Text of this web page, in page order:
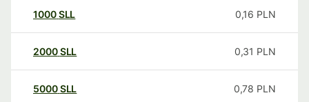
1000SLL 0,16 PLN
2000SLL 0,31 PLN
5000SLL 0,78 PLN